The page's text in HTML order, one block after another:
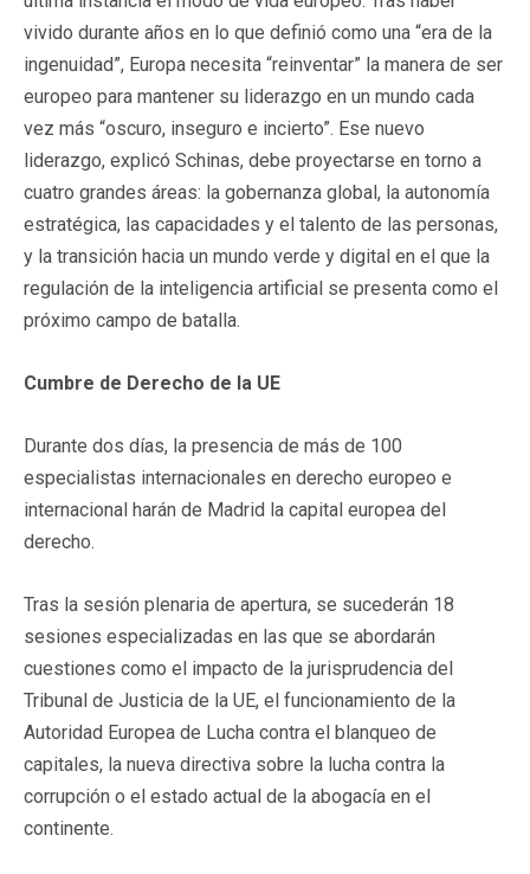
vivido durante años en lo que definió como una “era de la
ingenuidad”, Europa necesita “reinventar” la manera de ser
europeo para mantener su liderazgo en un mundo cada
vez más “oscuro, inseguro e incierto”. Ese nuevo
liderazgo, explicó Schinas, debe proyectarse en torno a
cuatro grandes áreas: la gobernanza global, la autonomía
estratégica, las capacidades y el talento de las personas,
y la transición hacia un mundo verde y digital en el que la
regulación de la inteligencia artificial se presenta como el
próximo campo de batalla.
Cumbre de Derecho de la UE
Durante dos días, la presencia de más de 100
especialistas internacionales en derecho europeo e
internacional harán de Madrid la capital europea del
derecho.
Tras la sesión plenaria de apertura, se sucederán 18
sesiones especializadas en las que se abordarán
cuestiones como el impacto de la jurisprudencia del
Tribunal de Justicia de la UE, el funcionamiento de la
Autoridad Europea de Lucha contra el blanqueo de
capitales, la nueva directiva sobre la lucha contra la
corrupción o el estado actual de la abogacía en el
continente.